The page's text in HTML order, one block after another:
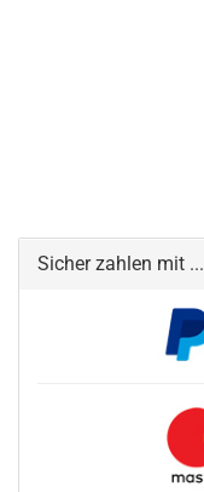
Sicher zahlen mit ...